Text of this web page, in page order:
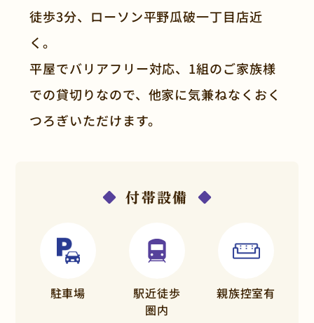
徒歩3分、ローソン平野瓜破一丁目店近
く。
平屋でバリアフリー対応、1組のご家族様
での貸切りなので、他家に気兼ねなくおく
つろぎいただけます。
付帯設備
駐車場
駅近徒歩
圏内
親族控室有